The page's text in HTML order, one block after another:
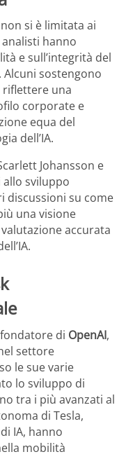
non si è limitata ai
hanno
e sull’integrità del
Alcuni sostengono
riflettere una
corporate e
equa del
dell’IA.
Johansson e
sviluppo
discussioni su come
una visione
accurata
di OpenAI,
settore
le sue varie
lo sviluppo di
tra i più avanzati al
di Tesla,
IA, hanno
mobilità